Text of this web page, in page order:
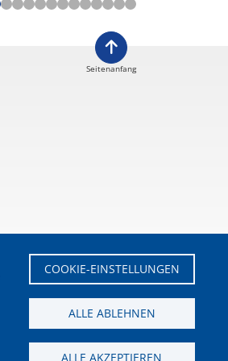
Seitenanfang
COOKIE-EINSTELLUNGEN
ALLE ABLEHNEN
ALLE AKZEPTIEREN